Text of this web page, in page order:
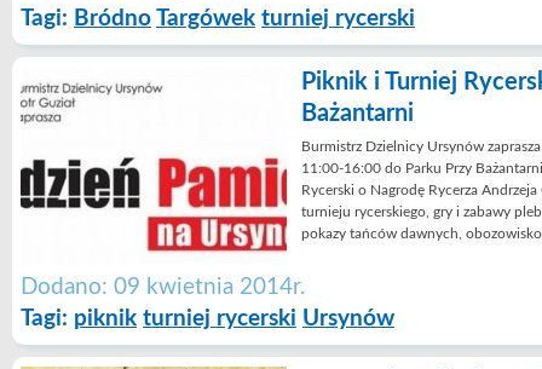
Tagi: Bródno Targówek turniej rycerski
Piknik i Turniej
Bażantarni
Burmistrz Dzielnicy Ursynów
11:00-16:00 do Parku Przy
Rycerski o Nagrodę Rycerza
turnieju rycerskiego, gry i zabawy
pokazy tańców dawnych,
Dodano: 09 kwietnia 2014r.
Tagi: piknik turniej rycerski Ursynów